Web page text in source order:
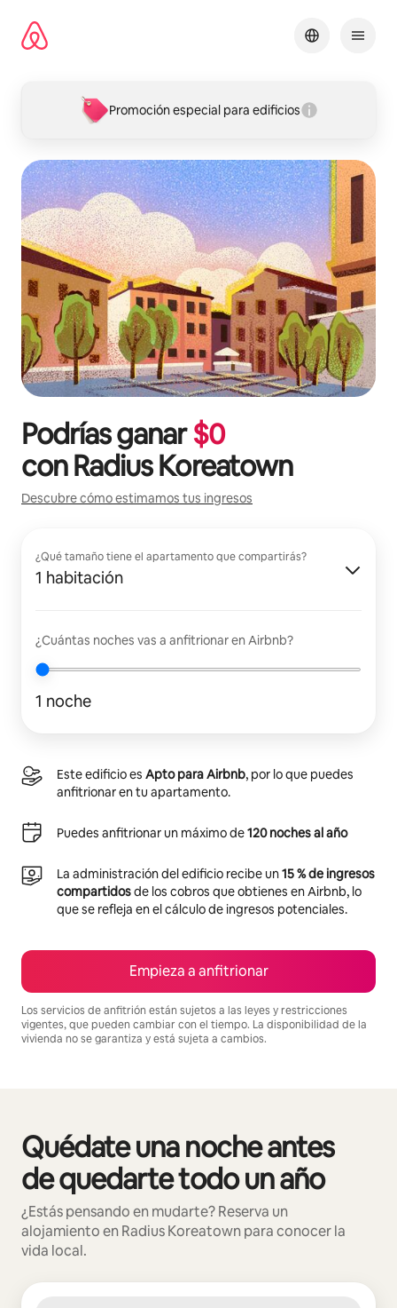
contenido
Promoción especial para edificios
Podrías ganar$0
conRadius Koreatown
Descubre cómo estimamos tus ingresos
¿Qué tamaño tiene el apartamento que compartirás?
1 habitación
¿Cuántas noches vas a anfitrionar en Airbnb?
1 noche
Este edificio es Apto para Airbnb, por lo que puedes
anfitrionar en tu apartamento.
Puedes anfitrionar un máximo de120 noches al año
La administración del edificio recibe un15 % de ingresos
compartidosde los cobros que obtienes en Airbnb, lo
que se refleja en el cálculo de ingresos potenciales.
Empieza a anfitrionar
Los servicios de anfitrión están sujetos a las leyes y restricciones
vigentes, que pueden cambiar con el tiempo. La disponibilidad de la
vivienda no se garantiza y está sujeta a cambios.
Quédate una noche antes
de quedarte todo un año
¿Estás pensando en mudarte? Reserva un
alojamiento en Radius Koreatown para conocer la
vida local.
Se muestran0 de 0 elementos